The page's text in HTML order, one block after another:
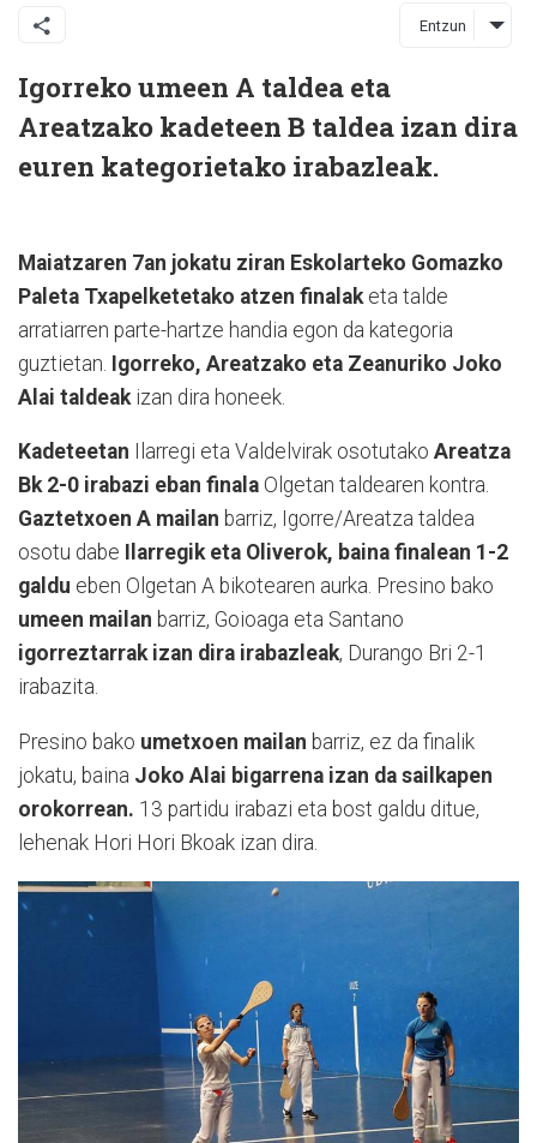
Entzun
Igorreko umeen A taldea eta
Areatzako kadeteen B taldea izan dira
euren kategorietako irabazleak.
Maiatzaren 7an jokatu ziran Eskolarteko Gomazko
Paleta Txapelketetako atzen finalak eta talde
arratiarren parte-hartze handia egon da kategoria
guztietan. Igorreko, Areatzako eta Zeanuriko Joko
Alai taldeak izan dira honeek.
Kadeteetan Ilarregi eta Valdelvirak osotutako Areatza
Bk 2-0 irabazi eban finala Olgetan taldearen kontra.
Gaztetxoen A mailan barriz, Igorre/Areatza taldea
osotu dabe Ilarregik eta Oliverok, baina finalean 1-2
galdu eben Olgetan A bikotearen aurka. Presino bako
umeen mailan barriz, Goioaga eta Santano
igorreztarrak izan dira irabazleak, Durango Bri 2-1
irabazita.
Presino bako umetxoen mailan barriz, ez da finalik
jokatu, baina Joko Alai bigarrena izan da sailkapen
orokorrean. 13 partidu irabazi eta bost galdu ditue,
lehenak Hori Hori Bkoak izan dira.